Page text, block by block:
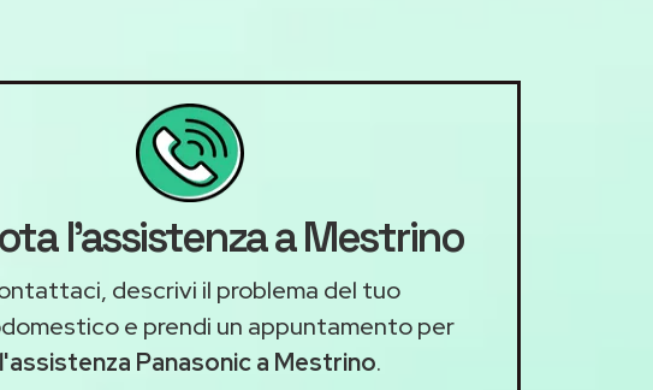
l'assistenza a Mestrino
descrivi il problema del tuo
e prendi un appuntamento per
l'assistenza Panasonic a Mestrino.